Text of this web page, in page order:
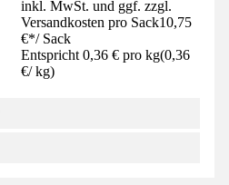
inkl. MwSt. und ggf. zzgl.
Versandkosten pro Sack10,75
€*/ Sack
Entspricht 0,36 € pro kg(0,36
€/ kg)